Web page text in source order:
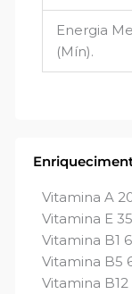
Energia
(Mín).
Vitamina A
Vitamina E
Vitamina B1
Vitamina B5
Vitamina